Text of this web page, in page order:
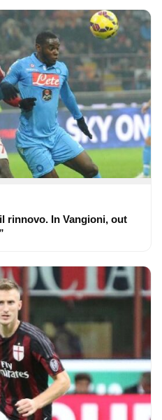
rinnovo. In Vangioni, out